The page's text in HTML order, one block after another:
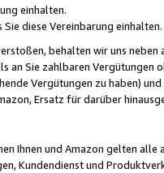
einhalten.
diese Vereinbarung einhalten.
behalten wir uns neben
an Sie zahlbaren Vergütungen
Vergütungen zu haben)
Ersatz für darüber
Ihnen und Amazon gelten
Kundendienst und